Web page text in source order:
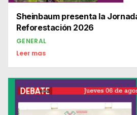
Sheinbaum presenta la
Reforestación 2026
GENERAL
Leer mas